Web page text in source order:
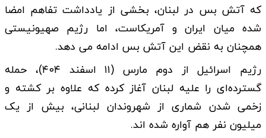
که آتش بس در لبنان، بخشی از یادداشت تفاهم امضا
شده میان ایران و آمریکاست، اما رژیم صهیونیستی
همچنان به نقض این آتش بس ادامه می دهد.
رژیم اسرائیل از دوم مارس (۱۱ اسفند ۴۰۴)، حمله
گسترده‌ای را علیه لبنان آغاز کرده که علاوه بر کشته و
زخمی شدن شماری از شهروندان لبنانی، بیش از یک
میلیون نفر هم آواره شده اند.